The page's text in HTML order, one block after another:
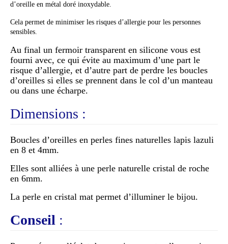
d’oreille en métal doré inoxydable.
Cela permet de minimiser les risques d’allergie pour les personnes
sensibles.
Au final un fermoir transparent en silicone vous est
fourni avec, ce qui évite au maximum d’une part le
risque d’allergie, et d’autre part de perdre les boucles
d’oreilles si elles se prennent dans le col d’un manteau
ou dans une écharpe.
Dimensions :
Boucles d’oreilles en perles fines naturelles lapis lazuli
en 8 et 4mm.
Elles sont alliées à une perle naturelle cristal de roche
en 6mm.
La perle en cristal mat permet d’illuminer le bijou.
Conseil :